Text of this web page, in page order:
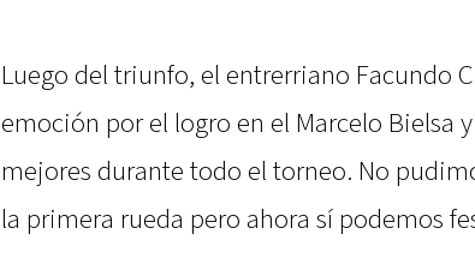
Luego del triunfo, el entrerriano Facundo
emoción por el logro en el Marcelo Bielsa
mejores durante todo el torneo. No
la primera rueda pero ahora sí podemos